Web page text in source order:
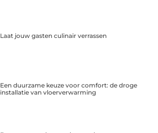
Laat jouw gasten culinair verrassen
Een duurzame keuze voor comfort: de droge
installatie van vloerverwarming